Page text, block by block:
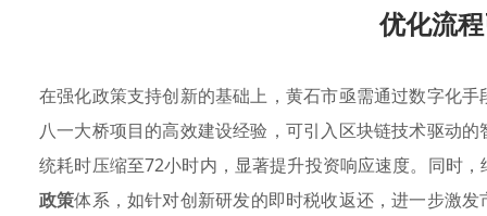
优化流
在强化政策支持创新的基础上，黄石市亟需通过数字化
八一大桥项目的高效建设经验，可引入区块链技术驱动
统耗时压缩至72小时内，显著提升投资响应速度。同时
政策体系，如针对创新研发的即时税收返还，进一步激